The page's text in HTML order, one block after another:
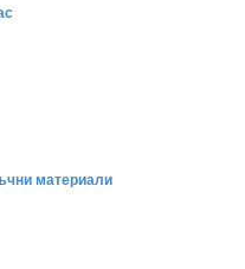
материали